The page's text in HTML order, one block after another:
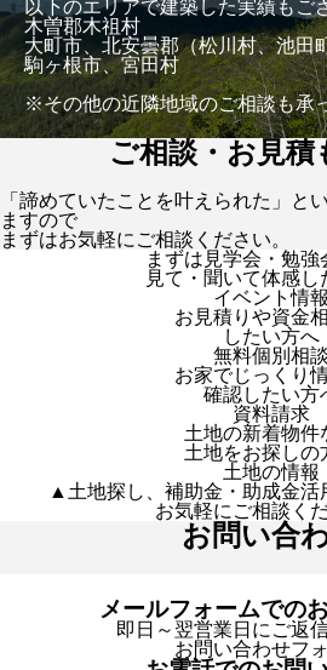
以下のエリアで建築した実績もご
木曽郡木祖村
大町市、北安曇郡（松川村、池田
駒ヶ根市、宮田村
※その他の近隣地域のご相談も承
ご相談・お見積
「諦めていたことを叶えられた」と
ますので
まずはお気軽にご相談ください。
まずは見学会・勉強
見て・聞いて体感し
イベント情報
お見積りや資金
したい方へ
無料個別相談
お家でじっくり
確認したい方
資料請求
土地の新着物件
土地をお探しの
土地の情報
▲土地探し、補助金・助成金活
お気軽にご相談くだ
お問い合
メールフォームでの
即日～翌営業日にご返
お問い合わせフ